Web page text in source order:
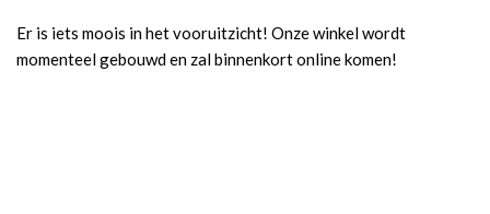
Er is iets moois in het vooruitzicht! Onze winkel wordt
momenteel gebouwd en zal binnenkort online komen!